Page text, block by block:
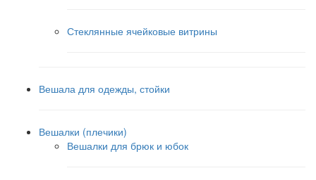
Стеклянные ячейковые витрины
Вешала для одежды, стойки
Вешалки (плечики)
Вешалки для брюк и юбок